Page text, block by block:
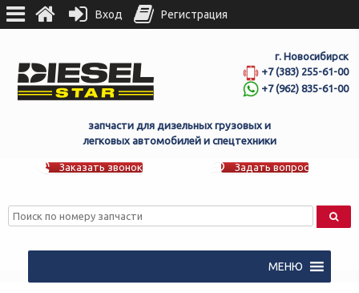
г. Новосибирск
+7 (383) 255-61-00
+7 (962) 835-61-00
запчасти для дизельных грузовых и
легковых автомобилей и спецтехники
Заказать звонок Задать вопрос
МЕНЮ
Вход Регистрация